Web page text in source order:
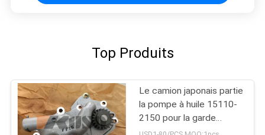
Top Produits
Le camion japonais partie
la pompe à huile 15110-
2150 pour la garde
forestière J08C/J08E de